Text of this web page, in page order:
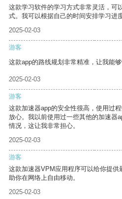
这款学习软件的学习方式非常灵活，可
式。我可以根据自己的时间安排学习进度
2025-02-03
游客
这款app的路线规划非常精准，让我能够
2025-02-03
游客
这款加速器app的安全性很高，使用过
放心。我以前使用过一些其他的加速器
情况，这让我非常担心。
2025-02-03
游客
这款加速器VPM应用程序可以给你提
助你在网络上自由移动。
2025-02-03